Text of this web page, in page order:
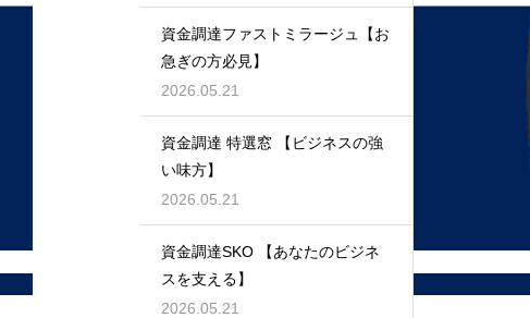
資金調達ファストミラージュ【お
急ぎの方必見】
2026.05.21
資金調達 特選窓 【ビジネスの強
い味方】
2026.05.21
資金調達SKO 【あなたのビジネ
スを支える】
2026.05.21